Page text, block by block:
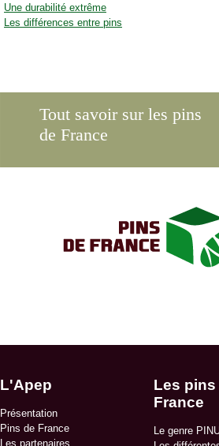
Une durabilité extrême
Les différences entre pins
Tout savoir sur les pins
de France
L'Apep
Présentation
Pins de France
Les partenaires
Les pins
France
Le genre